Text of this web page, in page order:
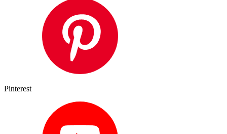
Pinterest